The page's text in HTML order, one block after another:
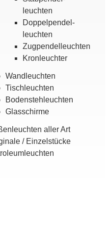
leuchten
Doppel­pendel­
leuchten
Zugpendelleuchten
Kron­leuchter
Wand­leuchten
Tisch­leuchten
Boden­steh­leuchten
Glas­­schirme
aller Art
/ Einzel­stücke